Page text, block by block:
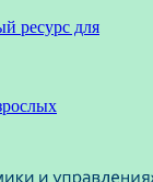
ресурс для